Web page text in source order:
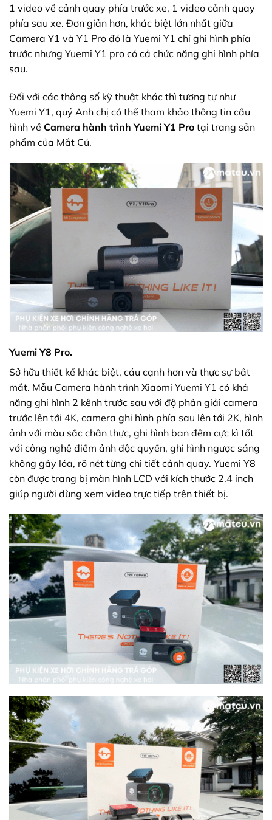
1 video về cảnh quay phía trước xe, 1 video cảnh quay
phía sau xe. Đơn giản hơn, khác biệt lớn nhất giữa
Camera Y1 và Y1 Pro đó là Yuemi Y1 chỉ ghi hình phía
trước nhưng Yuemi Y1 pro có cả chức năng ghi hình phía
sau.
Đối với các thông số kỹ thuật khác thì tương tự như
Yuemi Y1, quý Anh chị có thể tham khảo thông tin cấu
hình về Camera hành trình Yuemi Y1 Pro tại trang sản
phẩm của Mắt Cú.
Yuemi Y8 Pro.
Sở hữu thiết kế khác biệt, cáu cạnh hơn và thực sự bắt
mắt. Mẫu Camera hành trình Xiaomi Yuemi Y1 có khả
năng ghi hình 2 kênh trước sau với độ phân giải camera
trước lên tới 4K, camera ghi hình phía sau lên tới 2K, hình
ảnh với màu sắc chân thực, ghi hình ban đêm cực kì tốt
với công nghệ điểm ảnh độc quyền, ghi hình ngược sáng
không gây lóa, rõ nét từng chi tiết cảnh quay. Yuemi Y8
còn được trang bị màn hình LCD với kích thước 2.4 inch
giúp người dùng xem video trực tiếp trên thiết bị.